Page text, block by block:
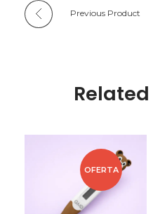
Previous Product
OFERTA